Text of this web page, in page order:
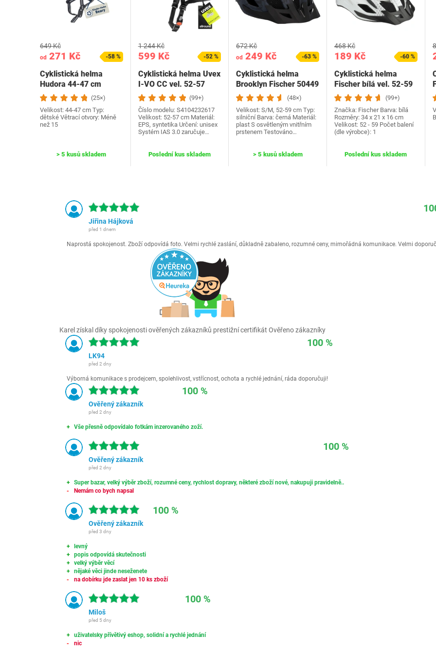
od 271 Kč
649 Kč
-58 %
Cyklistická helma
Hudora 44-47 cm
růžová
(25×)
Velikost: 44-47 cm Typ:
dětské Větrací otvory: Méně
než 15
> 5 kusů skladem
599 Kč
1 244 Kč
-52 %
Cyklistická helma Uvex
I-VO CC vel. 52-57
(99+)
Číslo modelu: S4104232617
Velikost: 52-57 cm Materiál:
EPS, syntetika Určení: unisex
Systém IAS 3.0 zaručuje…
Poslední kus skladem
od 249 Kč
672 Kč
-63 %
Cyklistická helma
Brooklyn Fischer 50449
S/M
(48×)
Velikost: S/M, 52-59 cm Typ:
silniční Barva: černá Materiál:
plast S osvětleným vnitřním
prstenem Testováno…
> 5 kusů skladem
189 Kč
468 Kč
-60 %
Cyklistická helma
Fischer bílá vel. 52-59
(99+)
Značka: Fischer Barva: bílá
Rozměry: 34 x 21 x 16 cm
Velikost: 52 - 59 Počet balení
(dle výrobce): 1
Poslední kus skladem
Jiřina Hájková
před 1 dnem
Naprostá spokojenost. Zboží odpovídá foto. Velmi rychlé zaslání, důkladně zabaleno, rozumné ceny, mimořádná komunikace. Velmi
Karel získal díky spokojenosti ověřených zákazníků prestižní certifikát Ověřeno zákazníky
100 %
LK94
před 2 dny
Výborná komunikace s prodejcem, spolehlivost, vstřícnost, ochota a rychlé jednání, ráda doporučuji!
100 %
Ověřený zákazník
před 2 dny
Vše přesně odpovídalo fotkám inzerovaného zoží.
100 %
Ověřený zákazník
před 2 dny
Super bazar, velký výběr zboží, rozumné ceny, rychlost dopravy, některé zboží nové, nakupuji pravidelně..
Nemám co bych napsal
100 %
Ověřený zákazník
před 3 dny
levný
popis odpovídá skutečnosti
velký výběr věcí
nějaké věci jinde neseženete
na dobírku jde zaslat jen 10 ks zboží
100 %
Miloš
před 5 dny
uživatelsky přívětivý eshop, solidní a rychlé jednání
nic